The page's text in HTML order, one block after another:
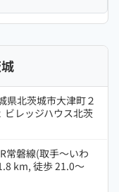
県北茨城市大津町２
ビレッジハウス北茨
常磐線(取手～いわ
km, 徒歩 21.0～